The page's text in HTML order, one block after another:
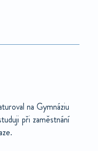
na Gymnáziu
při zaměstnání